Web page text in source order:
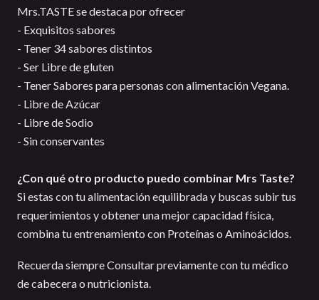
Mrs.TASTE se destaca por ofrecer
- Exquisitos sabores
- Tener 34 sabores distintos
- Ser Libre de gluten
- Tener Sabores para personas con alimentación Vegana.
- Libre de Azúcar
- Libre de Sodio
- Sin conservantes
¿Con qué otro producto puedo combinar Mrs Taste?
Si estas con tu alimentación equilibrada y buscas subir tus
requerimientos y obtener una mejor capacidad física,
combina tu entrenamiento con Proteínas o Aminoácidos.
Recuerda siempre Consultar previamente con tu médico
de cabecera o nutricionista.